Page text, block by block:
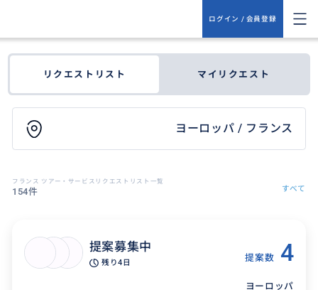
ログイン / 会員登録
リクエストリスト マイリクエスト
ヨーロッパ / フランス
フランス ツアー・サービスリクエストリスト一覧
154件 すべて
提案募集中
残り4日 提案数 4
ヨーロッパ